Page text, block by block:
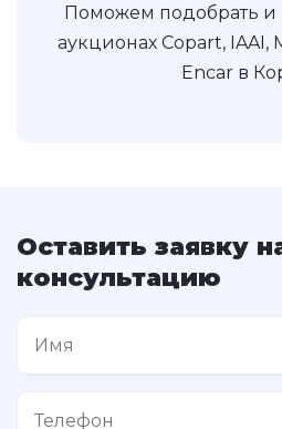
Поможем подобрать и
аукционах Copart,
Encar в
Оставить заявку
консультацию